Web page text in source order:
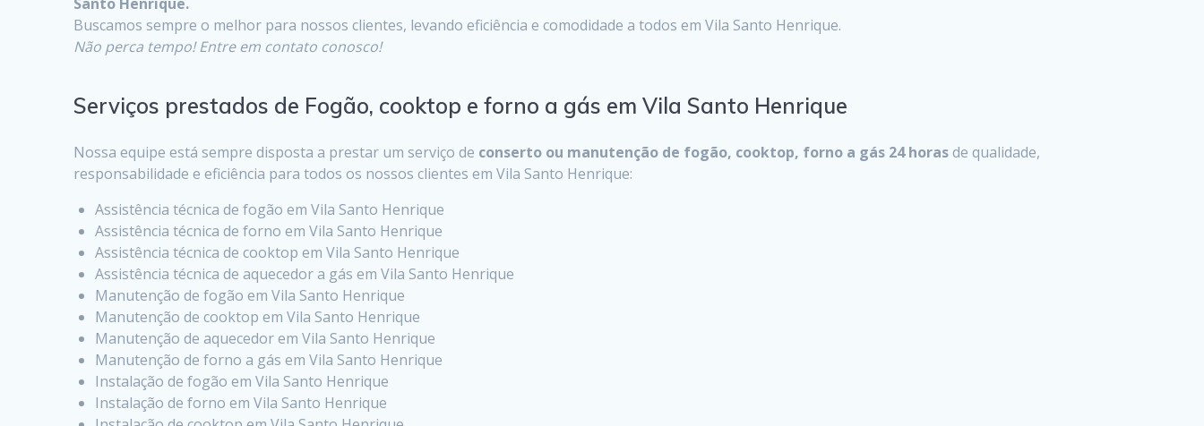
Buscamos sempre o melhor para nossos clientes, levando eficiência e comodidade a todos em Vila Santo Henrique.
Não perca tempo! Entre em contato conosco!
Serviços prestados de Fogão, cooktop e forno a gás em Vila Santo Henrique
Nossa equipe está sempre disposta a prestar um serviço de conserto ou manutenção de fogão, cooktop, forno a gás 24 horasde qualidade,
responsabilidade e eficiência para todos os nossos clientes em Vila Santo Henrique:
Assistência técnica de fogão em Vila Santo Henrique
Assistência técnica de forno em Vila Santo Henrique
Assistência técnica de cooktop em Vila Santo Henrique
Assistência técnica de aquecedor a gás em Vila Santo Henrique
Manutenção de fogão em Vila Santo Henrique
Manutenção de cooktop em Vila Santo Henrique
Manutenção de aquecedor em Vila Santo Henrique
Manutenção de forno a gás em Vila Santo Henrique
Instalação de fogão em Vila Santo Henrique
Instalação de forno em Vila Santo Henrique